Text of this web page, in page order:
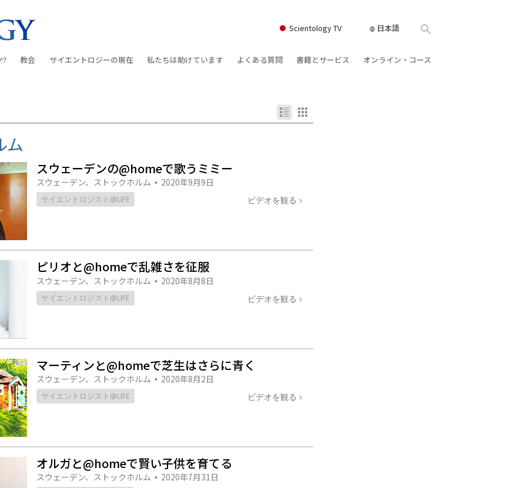
Scientology TV 日本語
?
イエ
ょう
教会
オーガニゼーション
フラッグ･ランド･ベース
フリーウィンズ
サイエントロジーを
世界にもたらす
サイエントロジーの現在 私たちは助けています
真実を知ってください：薬物
ユナイテッド･フォー･ヒューマンライ
サイエントロジー･ボランティア･ミニ
スター
よくある質問 書籍とサービス オンライン・コース
存在のダイナミックス
高潔さと正直さ
感情のトーン・スケール
子ども
エシックスとコンディション
調査
ム
スウェーデンの@homeで歌うミミー
スウェーデン、ストックホルム • 2020年9月9日
サイエントロジスト@LIFE ビデオを観る
ピリオと@homeで乱雑さを征服
スウェーデン、ストックホルム • 2020年8月8日
サイエントロジスト@LIFE ビデオを観る
マーティンと@homeで芝生はさらに青く
スウェーデン、ストックホルム • 2020年8月2日
サイエントロジスト@LIFE ビデオを観る
オルガと@homeで賢い子供を育てる
スウェーデン、ストックホルム • 2020年7月31日